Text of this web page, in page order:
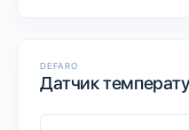
DEFARO
Датчик